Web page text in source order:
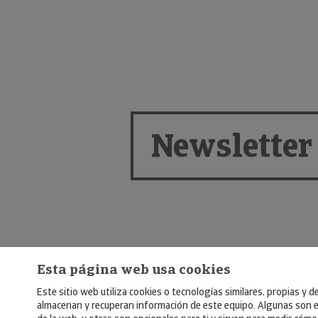
Newsletter
Esta página web usa cookies
Este sitio web utiliza cookies o tecnologías similares, propias y
almacenan y recuperan información de este equipo. Algunas